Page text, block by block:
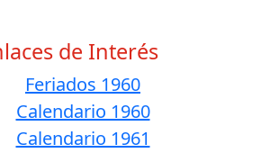
de Interés
Feriados 1960
Calendario 1960
Calendario 1961